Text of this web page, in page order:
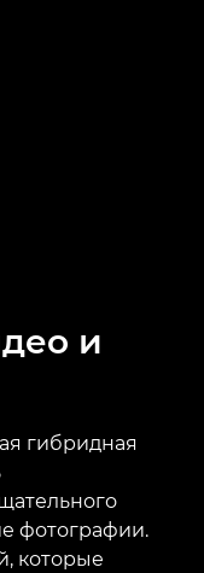
и
гибридная
фотографии.
которые